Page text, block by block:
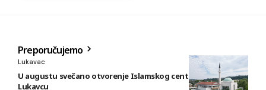
Preporučujemo
Lukavac
U augustu svečano otvorenje Islamskog centra i džamije u
Lukavcu